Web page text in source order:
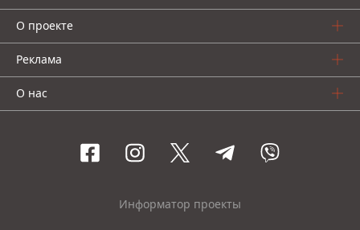
О проекте
Реклама
О нас
Информатор проекты